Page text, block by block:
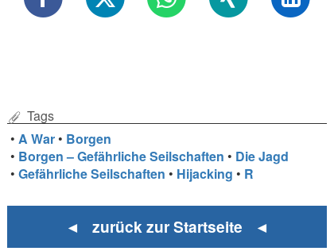
Tags
•A War • Borgen
• Borgen – Gefährliche Seilschaften • Die Jagd
•Gefährliche Seilschaften • Hijacking • R
◄ zurück zur Startseite ◄